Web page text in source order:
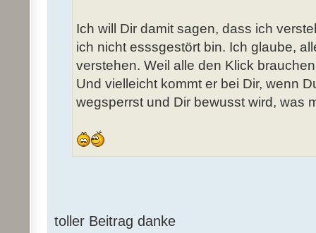
Ich will Dir damit sagen, dass ich
ich nicht esssgestört bin. Ich glaube,
verstehen. Weil alle den Klick
Und vielleicht kommt er bei Dir, wenn
wegsperrst und Dir bewusst wird, was
toller Beitrag danke